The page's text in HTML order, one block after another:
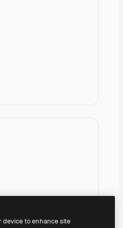
device to enhance site